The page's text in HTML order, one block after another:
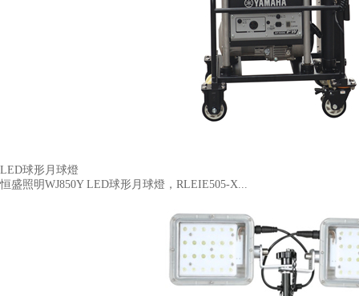
LED球形月球燈
恒盛照明WJ850Y LED球形月球燈，RLEIE505-X...